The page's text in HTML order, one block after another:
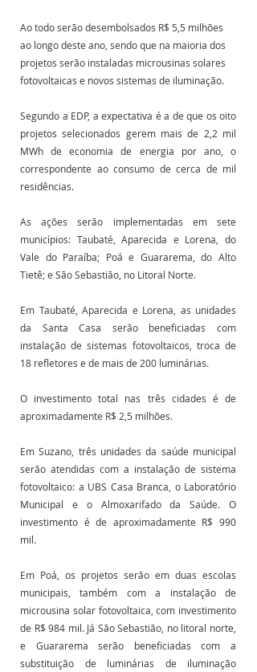
Ao todo serão desembolsados R$ 5,5 milhões
ao longo deste ano, sendo que na maioria dos
projetos serão instaladas microusinas solares
fotovoltaicas e novos sistemas de iluminação.
Segundo a EDP, a expectativa é a de que os oito
projetos selecionados gerem mais de 2,2 mil
MWh de economia de energia por ano, o
correspondente ao consumo de cerca de mil
residências.
As ações serão implementadas em sete
municípios: Taubaté, Aparecida e Lorena, do
Vale do Paraíba; Poá e Guararema, do Alto
Tietê; e São Sebastião, no Litoral Norte.
Em Taubaté, Aparecida e Lorena, as unidades
da Santa Casa serão beneficiadas com
instalação de sistemas fotovoltaicos, troca de
18 refletores e de mais de 200 luminárias.
O investimento total nas três cidades é de
aproximadamente R$ 2,5 milhões.
Em Suzano, três unidades da saúde municipal
serão atendidas com a instalação de sistema
fotovoltaico: a UBS Casa Branca, o Laboratório
Municipal e o Almoxarifado da Saúde. O
investimento é de aproximadamente R$ 990
mil.
Em Poá, os projetos serão em duas escolas
municipais, também com a instalação de
microusina solar fotovoltaica, com investimento
de R$ 984 mil. Já São Sebastião, no litoral norte,
e Guararema serão beneficiadas com a
substituição de luminárias de iluminação